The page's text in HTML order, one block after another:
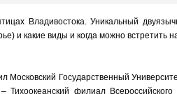
Владивостока. Уникальный
и какие виды и когда можно встретить
Московский Государственный
филиал Всероссийского